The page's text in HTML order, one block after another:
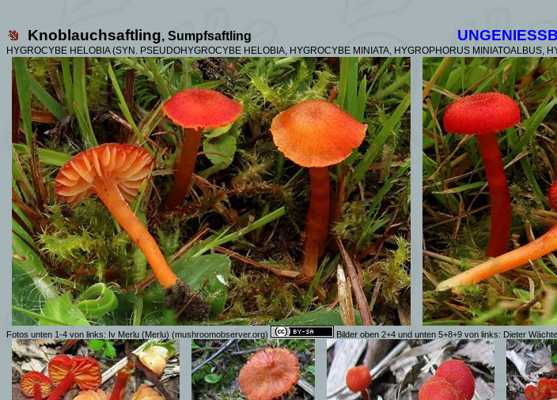
Knoblauchsaftling, Sumpfsaftling
HYGROCYBE HELOBIA (SYN. PSEUDOHYGROCYBE HELOBIA, HYGROCYBE MINIATA, HYGROPHORUS MINIATOALBUS,
Fotos unten 1-4 von links: Iv Merlu (Merlu) (mushroomobserver.org) Bilder oben 2+4 und unten 5+8+9 von links: Dieter